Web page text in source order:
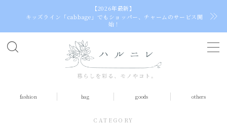
【2026年最新】
キッズライン「cabbage」でもショッパー、チャームのサービス開
始！
fashion bag goods others
CATEGORY